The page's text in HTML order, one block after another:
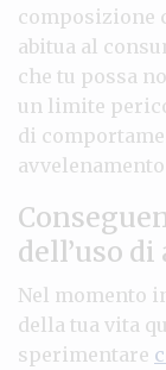
composizione
abitua al
che tu possa
un limite
di
dell’uso di
Nel momento
della tua vita
sperimentare